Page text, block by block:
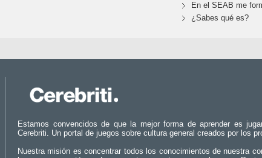
En el SEAB me
¿Sabes qué es?
Estamos convencidos de que la mejor forma de aprender es
Cerebriti. Un portal de juegos sobre cultura general creados por los
Nuestra misión es concentrar todos los conocimientos de nuestra